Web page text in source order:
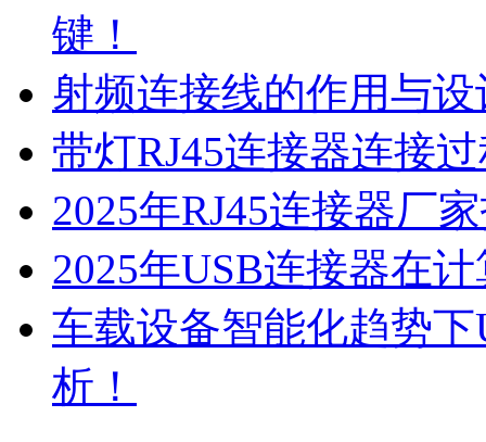
键！
射频连接线的作用与
带灯RJ45连接器连接
2025年RJ45连接器厂
2025年USB连接器在
车载设备智能化趋势
析！